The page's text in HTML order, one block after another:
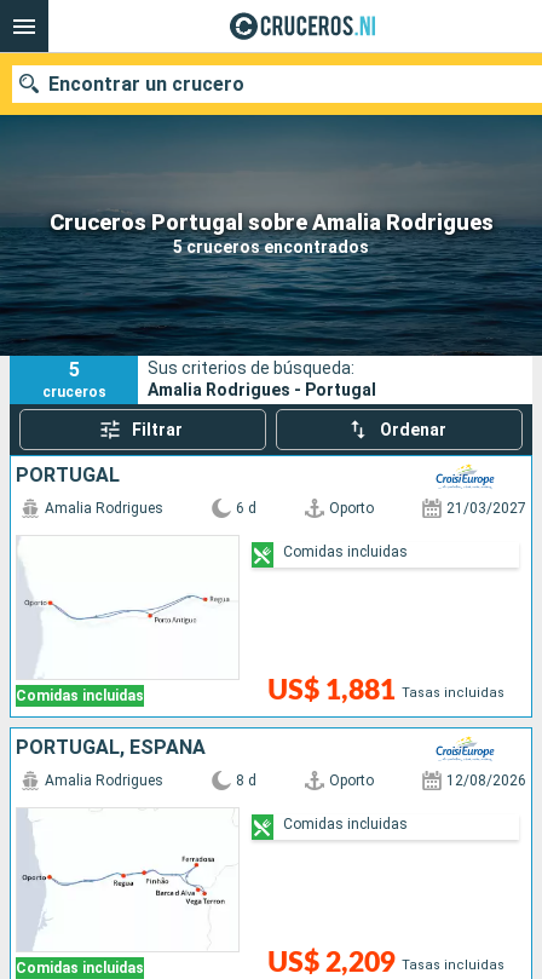
Cruceros Portugal sobre Amalia Rodrigues
5 cruceros encontrados
Encontrar un crucero
Nuestros destinos
Fecha de salida
Puertos Compañías
Buscar
5
cruceros
Sus criterios de búsqueda:
Amalia Rodrigues - Portugal
Filtrar Ordenar
PORTUGAL
Comidas incluidas
Amalia Rodrigues 6 d Oporto 21/03/2027
US$ 1,881 Tasas incluidas
Comidas incluidas
PORTUGAL, ESPAÑA
Comidas incluidas
Amalia Rodrigues 8 d Oporto 12/08/2026
US$ 2,209 Tasas incluidas
Comidas incluidas